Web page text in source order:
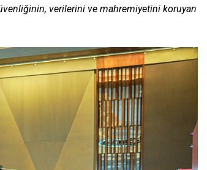
verilerini ve mahremiyetini koruyan